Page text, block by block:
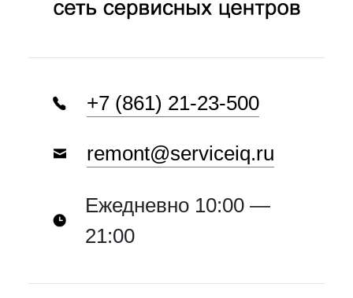
+7 (861) 21-23-500
remont@serviceiq.ru
Ежедневно 10:00 —
21:00